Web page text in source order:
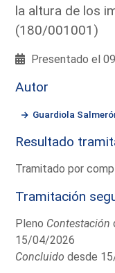
la altura de los
(180/001001)
Presentado el
Autor
Guardiola
Resultado
Tramitado por
Tramitación
Pleno Contestación
15/04/2026
Concluido desde